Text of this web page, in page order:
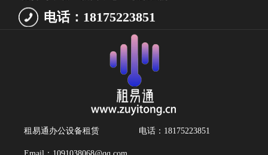
电话：18175223851
租易通办公设备租赁 电话：18175223851
Email：1091038068@qq.com